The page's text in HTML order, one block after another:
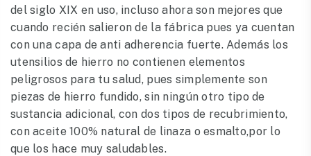
del siglo XIX en uso, incluso ahora son mejores que
cuando recién salieron de la fábrica pues ya cuentan
con una capa de anti adherencia fuerte. Además los
utensilios de hierro no contienen elementos
peligrosos para tu salud, pues simplemente son
piezas de hierro fundido, sin ningún otro tipo de
sustancia adicional, con dos tipos de recubrimiento,
con aceite 100% natural de linaza o esmalto,por lo
que los hace muy saludables.